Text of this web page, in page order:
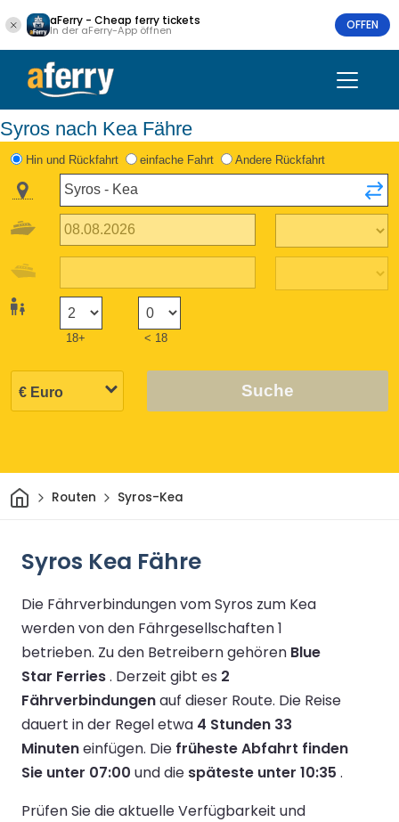
aFerry - Cheap ferry tickets
In der aFerry-App öffnen OFFEN
Syros nach Kea Fähre
Hin und Rückfahrt einfache Fahrt Andere Rückfahrt
18+ < 18
Suche
HeimRouten Syros-Kea
Syros Kea Fähre
Die Fährverbindungen vom Syros zum Kea
werden von den Fährgesellschaften 1
betrieben. Zu den Betreibern gehören Blue
Star Ferries. Derzeit gibt es 2
Fährverbindungenauf dieser Route. Die Reise
dauert in der Regel etwa 4 Stunden 33
Minuteneinfügen. Die früheste Abfahrt finden
Sie unter 07:00 und die späteste unter 10:35 .
Prüfen Sie die aktuelle Verfügbarkeit und